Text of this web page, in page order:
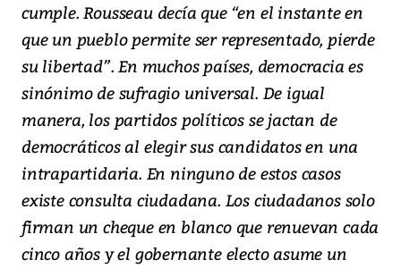
cumple. Rousseau decía que “en el instante en
que un pueblo permite ser representado, pierde
su libertad”. En muchos países, democracia es
sinónimo de sufragio universal. De igual
manera, los partidos políticos se jactan de
democráticos al elegir sus candidatos en una
intrapartidaria. En ninguno de estos casos
existe consulta ciudadana. Los ciudadanos solo
firman un cheque en blanco que renuevan cada
cinco años y el gobernante electo asume un